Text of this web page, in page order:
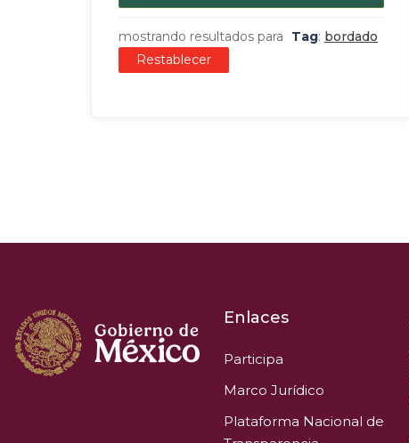
mostrando resultados para Tag: bordado
Restablecer
Enlaces
Participa
Marco Jurídico
Plataforma Nacional de